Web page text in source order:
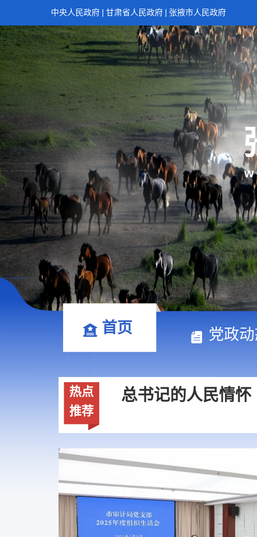
中央人民政府 甘肃省人民政府 张掖市人民政府
首页 党政
热点
推荐
总书记的人民情
总书记的人
总书记的人民情